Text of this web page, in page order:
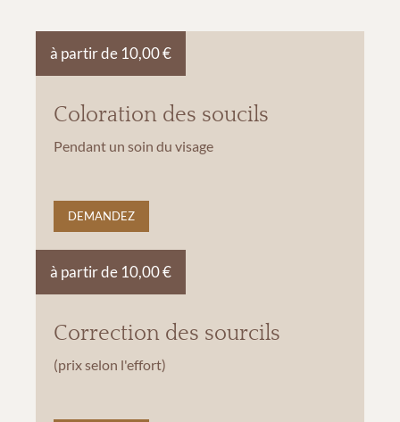
Coloration des soucils
à partir de 10,00 €
Pendant un soin du visage
DEMANDEZ
Correction des sourcils
à partir de 10,00 €
(prix selon l'effort)